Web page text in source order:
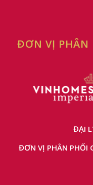
ĐƠN VỊ PHÂN
ĐẠI
ĐƠN VỊ PHÂN PHỐI